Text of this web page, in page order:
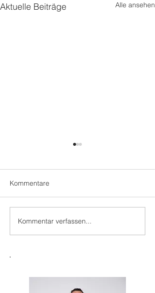
Aktuelle Beiträge Alle ansehen
Auf den Punkt gebracht
Kommentare
Kommentar verfassen...